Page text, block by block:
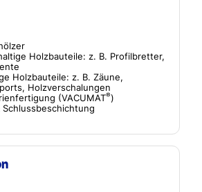
Holzbauteile: z. B. Profilbretter,
Holzbauteile: z. B. Zäune,
Holzverschalungen
(VACUMAT®)